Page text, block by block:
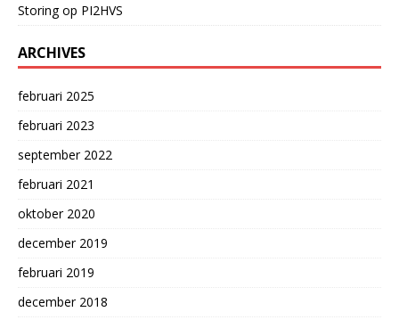
Storing op PI2HVS
ARCHIVES
februari 2025
februari 2023
september 2022
februari 2021
oktober 2020
december 2019
februari 2019
december 2018